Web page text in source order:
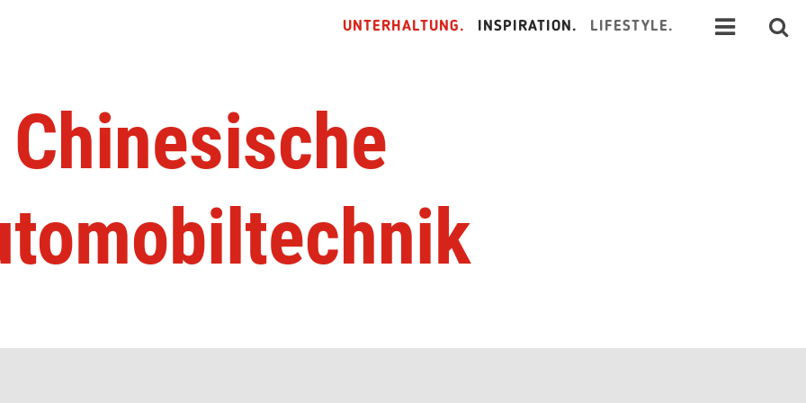
UNTERHALTUNG. INSPIRATION. LIFESTYLE.
Chinesische